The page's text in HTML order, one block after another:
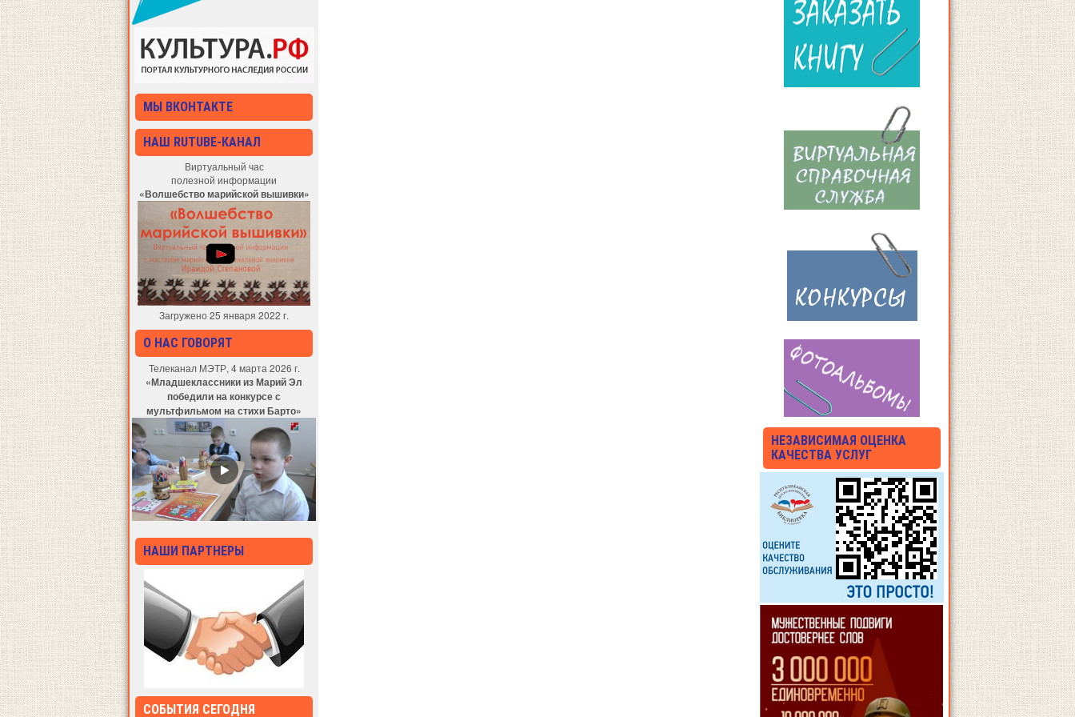
МЫ ВКОНТАКТЕ
НАШ RUTUBE-КАНАЛ
Виртуальный час
полезной информации
«Волшебство марийской вышивки»
Загружено 25 января 2022 г.
О НАС ГОВОРЯТ
Телеканал МЭТР, 4 марта 2026 г.
«Младшеклассники из Марий Эл
победили на конкурсе с
мультфильмом на стихи Барто»
НАШИ ПАРТНЕРЫ
СОБЫТИЯ СЕГОДНЯ
НЕЗАВИСИМАЯ ОЦЕНКА
КАЧЕСТВА УСЛУГ